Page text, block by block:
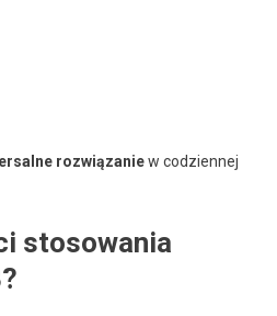
rozwiązaniew codziennej
stosowania